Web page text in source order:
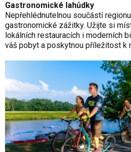
Gastronomické lahůdky
Nepřehlédnutelnou součástí
gastronomické zážitky. Užijte si
lokálních restauracích i moderních
váš pobyt a poskytnou příležitost k